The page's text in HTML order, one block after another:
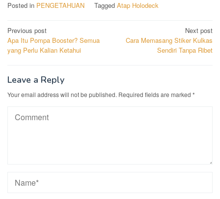
Posted in PENGETAHUAN Tagged Atap Holodeck
Post
navigation
Previous post
Apa Itu Pompa Booster? Semua
yang Perlu Kalian Ketahui
Next post
Cara Memasang Stiker Kulkas
Sendiri Tanpa Ribet
Leave a Reply
Your email address will not be published. Required fields are marked *